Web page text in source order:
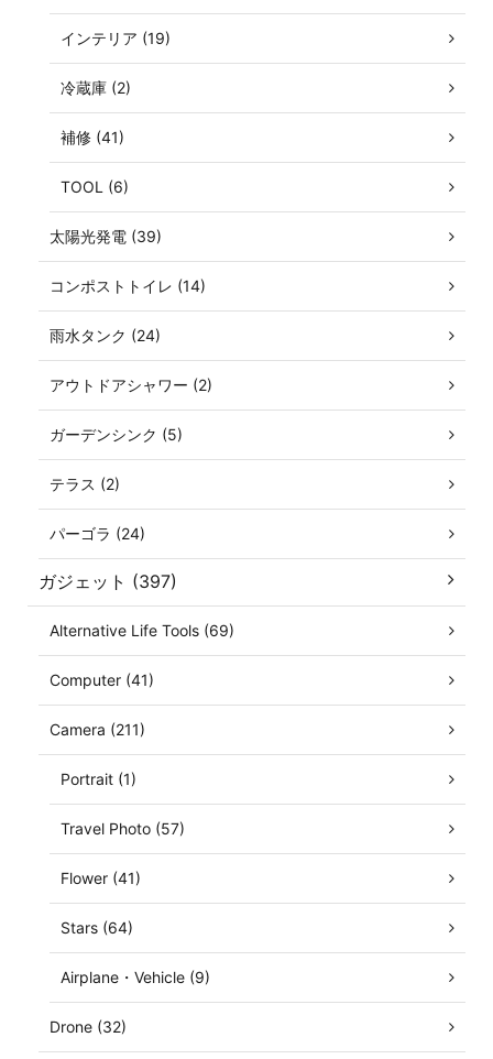
インテリア (19)
冷蔵庫 (2)
補修 (41)
TOOL (6)
太陽光発電 (39)
コンポストトイレ (14)
雨水タンク (24)
アウトドアシャワー (2)
ガーデンシンク (5)
テラス (2)
パーゴラ (24)
ガジェット (397)
Alternative Life Tools (69)
Computer (41)
Camera (211)
Portrait (1)
Travel Photo (57)
Flower (41)
Stars (64)
Airplane・Vehicle (9)
Drone (32)